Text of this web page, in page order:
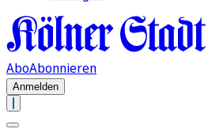
AboAbonnieren
Anmelden